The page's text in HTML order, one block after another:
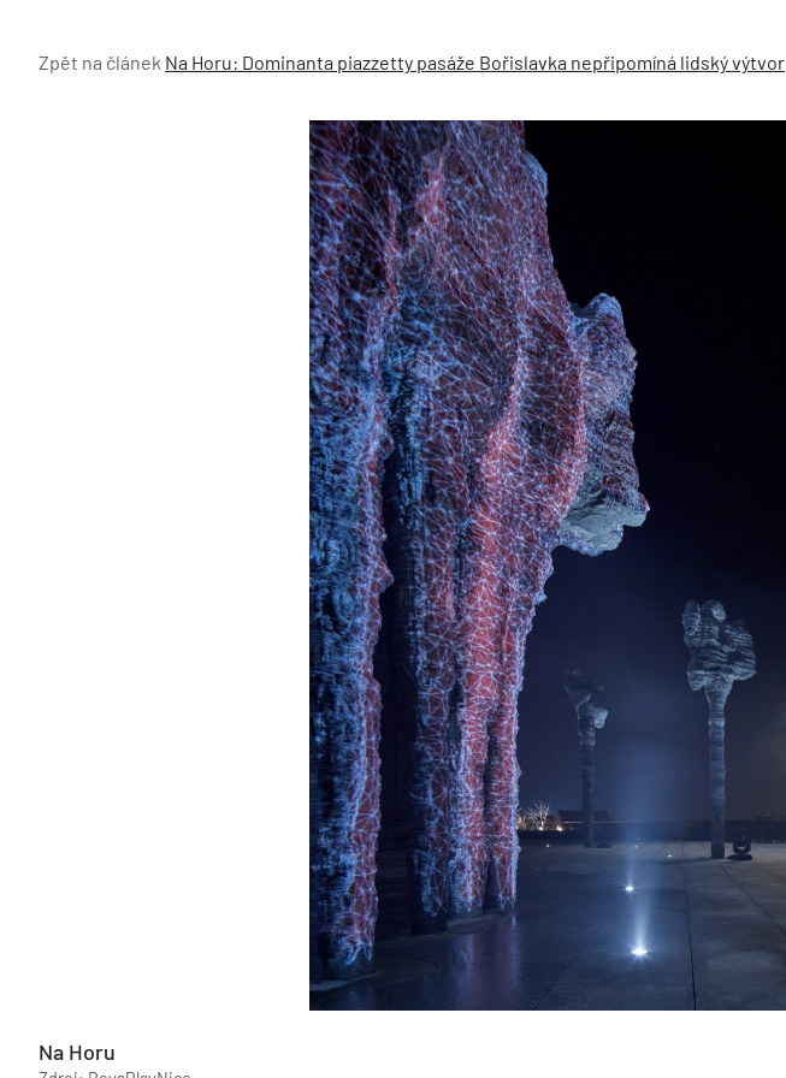
Zpět na článek Na Horu: Dominanta piazzetty pasáže Bořislavka nepřipomíná lidský výtvor
Na Horu